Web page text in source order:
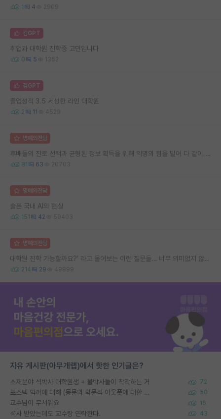
1 4 2909
김GPT
취업과 대학원 진학중 고민입니다
0 5 1352
김GPT
졸업성적 3.5 서성한 라인 대학원
2 11 4529
명예의전당
후배들의 진로 선택과 균형된 정보 획득을 위해 익명의 힘을 빌어 다 같이 연봉 공개 타임 한번 갖는 것 어때요?
81 63 20703
명예의전당
슬픈 국내 AI의 현실
151 42 59403
명예의전당
대학원 진학 가능할까요?’ 라고 물어보는 이런 질문들… 너무 의미없지 않나요?
214 29 49899
자유 게시판(아무개랩)에서 핫한 인기글은?
소재분야 석박사 대학원생 + 물박사들이 착각하는 거 72
포스텍 억까에 대해 (동문의 학문적 아웃풋에 대한 반박) 50
교수님이 무서워요 16
석사 받았는데도 교수랑 연락한다. 43